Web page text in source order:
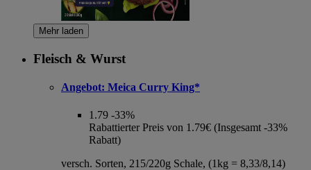
Mehr laden
Fleisch & Wurst
Angebot: Meica Curry King*
1.79 -33%
Rabattierter Preis von 1.79€ (Insgesamt -33%
Rabatt)
versch. Sorten, 215/220g Schale, (1kg = 8,33/8,14)